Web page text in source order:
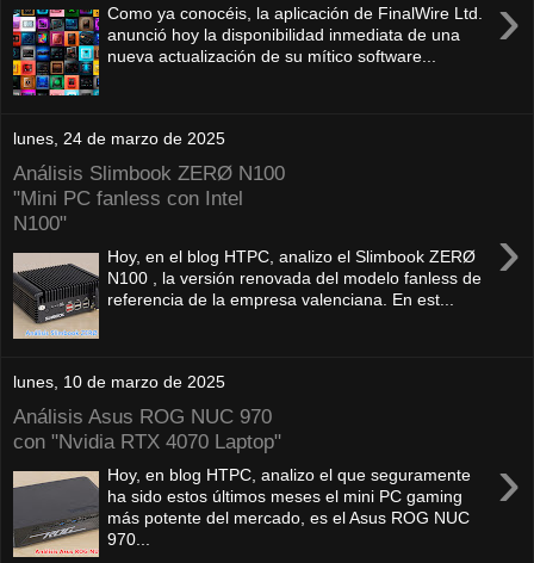
›
Como ya conocéis, la aplicación de FinalWire Ltd.
anunció hoy la disponibilidad inmediata de una
nueva actualización de su mítico software...
lunes, 24 de marzo de 2025
Análisis Slimbook ZERØ N100
"Mini PC fanless con Intel
N100"
›
Hoy, en el blog HTPC, analizo el Slimbook ZERØ
N100 , la versión renovada del modelo fanless de
referencia de la empresa valenciana. En est...
lunes, 10 de marzo de 2025
Análisis Asus ROG NUC 970
con "Nvidia RTX 4070 Laptop"
›
Hoy, en blog HTPC, analizo el que seguramente
ha sido estos últimos meses el mini PC gaming
más potente del mercado, es el Asus ROG NUC
970...